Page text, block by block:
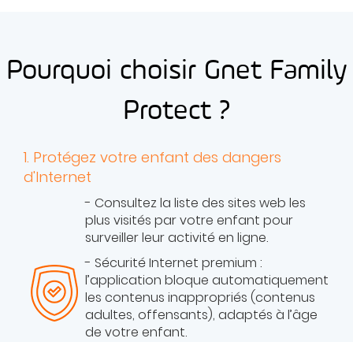
Pourquoi choisir Gnet Family
Protect ?
1. Protégez votre enfant des dangers
d'Internet
- Consultez la liste des sites web les
plus visités par votre enfant pour
surveiller leur activité en ligne.
- Sécurité Internet premium :
l’application bloque automatiquement
les contenus inappropriés (contenus
adultes, offensants), adaptés à l’âge
de votre enfant.